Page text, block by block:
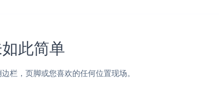
此简单
，页脚或您喜欢的任何位置现场。